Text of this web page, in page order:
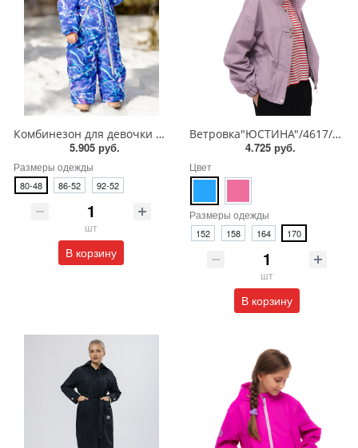
Комбинезон для девочки "МАГДА" мрамор/розовый
5.905 руб.
Размеры одежды
80-48 86-52 92-52
шт
В корзину
Ветровка"ЮСТИНА"/4617/0-24wb-1
4.725 руб.
Цвет
Размеры одежды
152 158 164 170
шт
В корзину